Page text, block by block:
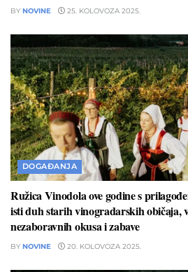
BY NOVINE 25. KOLOVOZA 2025.
DOGAĐANJA
Ružica Vinodola ove godine s
isti duh starih vinogradarskih običaja,
nezaboravnih okusa i zabave
BY NOVINE 20. KOLOVOZA 2025.